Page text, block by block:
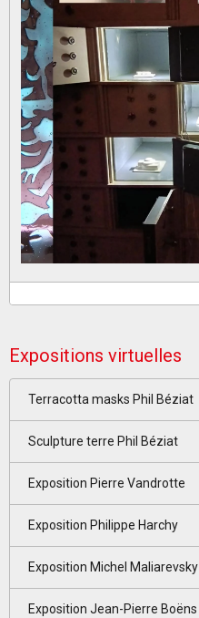
Expositions virtuelles
Terracotta masks Phil Béziat
Sculpture terre Phil Béziat
Exposition Pierre Vandrotte
Exposition Philippe Harchy
Exposition Michel Maliarevsky
Exposition Jean-Pierre Boëns